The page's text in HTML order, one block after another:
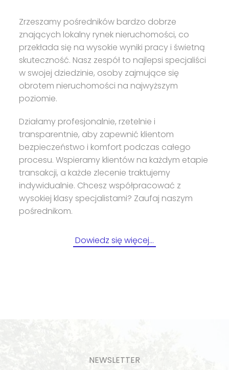
Zrzeszamy pośredników bardzo dobrze
znających lokalny rynek nieruchomości, co
przekłada się na wysokie wyniki pracy i świetną
skuteczność. Nasz zespół to najlepsi specjaliści
w swojej dziedzinie, osoby zajmujące się
obrotem nieruchomości na najwyższym
poziomie.
Działamy profesjonalnie, rzetelnie i
transparentnie, aby zapewnić klientom
bezpieczeństwo i komfort podczas całego
procesu. Wspieramy klientów na każdym etapie
transakcji, a każde zlecenie traktujemy
indywidualnie. Chcesz współpracować z
wysokiej klasy specjalistami? Zaufaj naszym
pośrednikom.
Dowiedz się więcej…
NEWSLETTER